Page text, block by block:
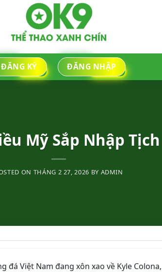
ĐĂNG KÝ ĐĂNG NHẬP
Mỹ Sắp Nhập
ON THÁNG 2 27, 2026 BY ADMIN
đá Việt Nam đang xôn xao về Kyle